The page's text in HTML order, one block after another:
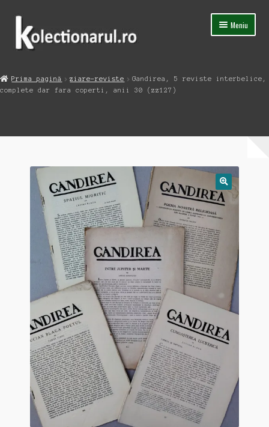
Sari
navigare
Sari
conținut
Meniu
Magazin
Contact
Prima pagină ziare-reviste
Gandirea, 5 reviste interbelice,
complete dar fara coperti, anii 30 (zz127)